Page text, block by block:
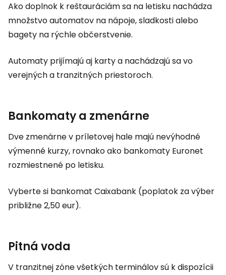
Ako doplnok k reštauráciám sa na letisku nachádza
množstvo automatov na nápoje, sladkosti alebo
bagety na rýchle občerstvenie.
Automaty prijímajú aj karty a nachádzajú sa vo
verejných a tranzitných priestoroch.
Bankomaty a zmenárne
Dve zmenárne v príletovej hale majú nevýhodné
výmenné kurzy, rovnako ako bankomaty Euronet
rozmiestnené po letisku.
Vyberte si bankomat Caixabank (poplatok za výber
približne 2,50 eur).
Pitná voda
V tranzitnej zóne všetkých terminálov sú k dispozícii